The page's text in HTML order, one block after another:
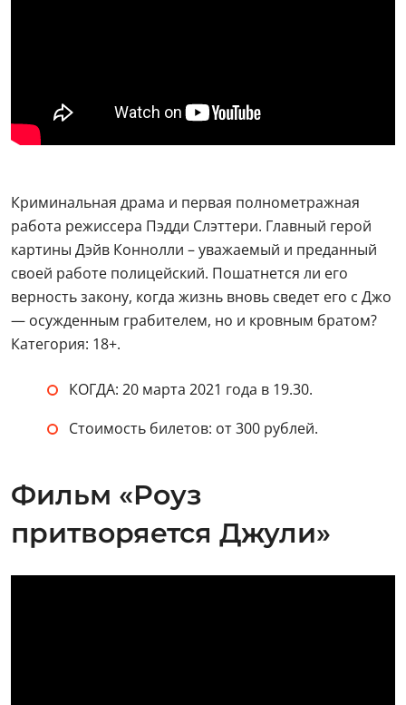
Криминальная драма и первая полнометражная
работа режиссера Пэдди Слэттери. Главный герой
картины Дэйв Коннолли – уважаемый и преданный
своей работе полицейский. Пошатнется ли его
верность закону, когда жизнь вновь сведет его с Джо
— осужденным грабителем, но и кровным братом?
Категория: 18+.
КОГДА: 20 марта 2021 года в 19.30.
Стоимость билетов: от 300 рублей.
Фильм «Роуз
притворяется Джули»